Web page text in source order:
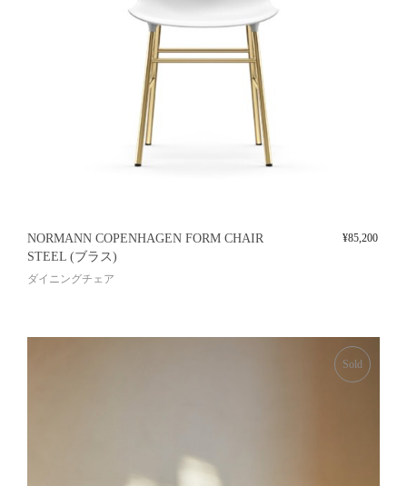
NORMANN COPENHAGEN FORM CHAIR
STEEL (ブラス)
ダイニングチェア
¥85,200
Sold